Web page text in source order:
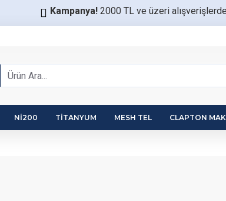
Kampanya! 2000 TL ve üzeri
NI200 TITANYUM MESH TEL CLAPTON